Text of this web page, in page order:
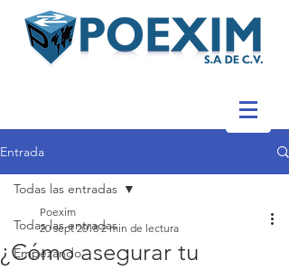
Entrada
Todas las entradas
Empezando
Todas las entradas
¿Cómo asegurar tu
Poexim
20 sept 2018 2 min de lectura